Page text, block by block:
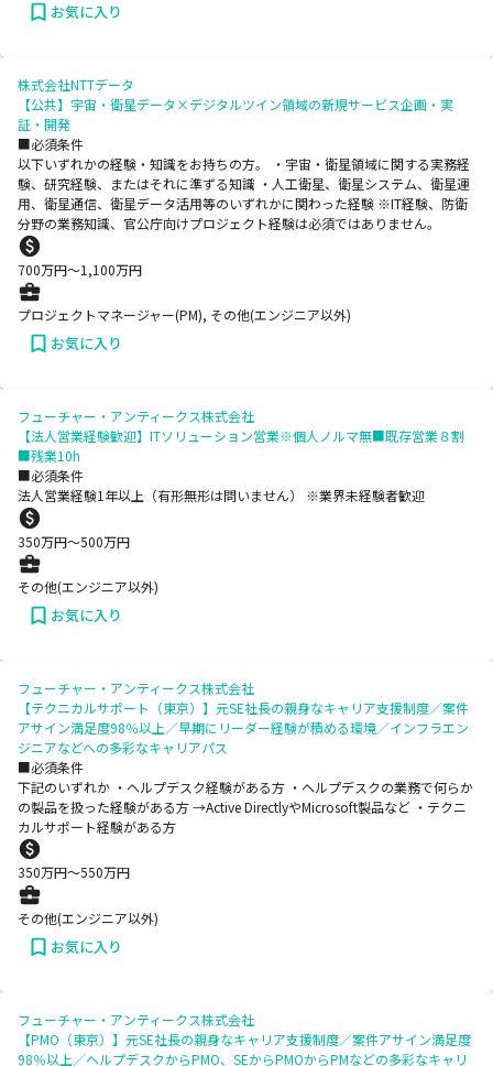
お気に入り
株式会社NTTデータ
【公共】宇宙・衛星データ×デジタルツイン領域の新規サービス企画・実
証・開発
■必須条件
以下いずれかの経験・知識をお持ちの方。 ・宇宙・衛星領域に関する実務経
験、研究経験、またはそれに準ずる知識 ・人工衛星、衛星システム、衛星運
用、衛星通信、衛星データ活用等のいずれかに関わった経験 ※IT経験、防衛
分野の業務知識、官公庁向けプロジェクト経験は必須ではありません。
700万円〜1,100万円
プロジェクトマネージャー(PM), その他(エンジニア以外)
お気に入り
フューチャー・アンティークス株式会社
【法人営業経験歓迎】ITソリューション営業※個人ノルマ無■既存営業８割
■残業10h
■必須条件
法人営業経験1年以上（有形無形は問いません） ※業界未経験者歓迎
350万円〜500万円
その他(エンジニア以外)
お気に入り
フューチャー・アンティークス株式会社
【テクニカルサポート（東京）】元SE社長の親身なキャリア支援制度／案件
アサイン満足度98％以上／早期にリーダー経験が積める環境／インフラエン
ジニアなどへの多彩なキャリアパス
■必須条件
下記のいずれか ・ヘルプデスク経験がある方 ・ヘルプデスクの業務で何らか
の製品を扱った経験がある方 →Active DirectlyやMicrosoft製品など ・テクニ
カルサポート経験がある方
350万円〜550万円
その他(エンジニア以外)
お気に入り
フューチャー・アンティークス株式会社
【PMO（東京）】元SE社長の親身なキャリア支援制度／案件アサイン満足度
98％以上／ヘルプデスクからPMO、SEからPMOからPMなどの多彩なキャリ